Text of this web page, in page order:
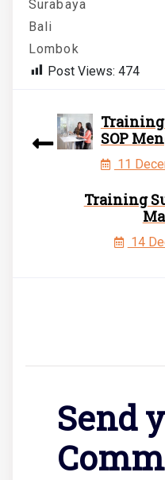
Surabaya
Bali
Lombok
Post Views: 474
SOP
11
Training
14
Send